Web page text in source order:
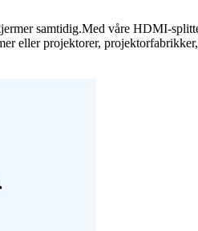
samtidig.Med våre HDMI-
eller projektorer,